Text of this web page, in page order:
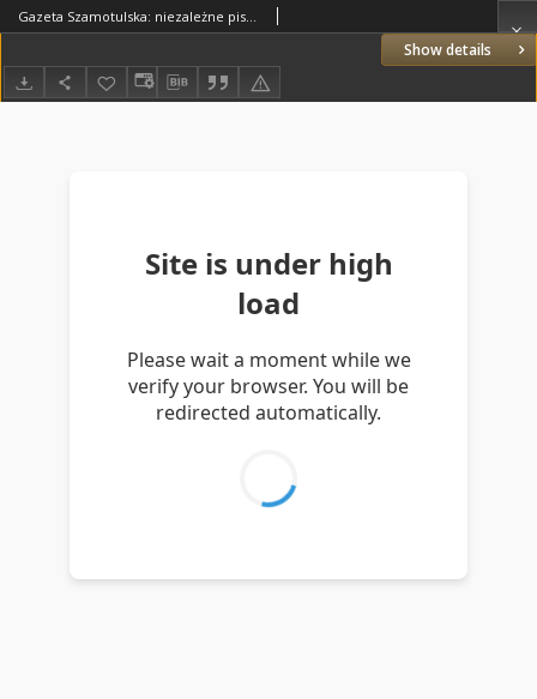
Show details
Gazeta Szamotulska: niezależne pismo narodowe, społeczne i polityczne 1928.06.12 R.7 Nr67